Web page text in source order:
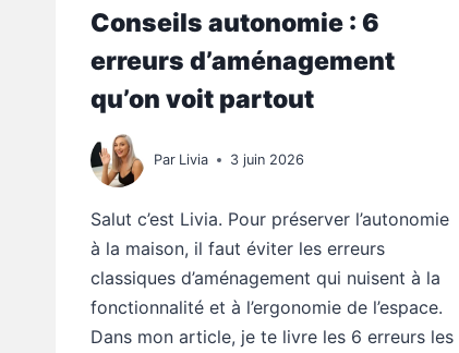
Conseils autonomie : 6
erreurs d’aménagement
qu’on voit partout
Par Livia 3 juin 2026
Salut c’est Livia. Pour préserver l’autonomie
à la maison, il faut éviter les erreurs
classiques d’aménagement qui nuisent à la
fonctionnalité et à l’ergonomie de l’espace.
Dans mon article, je te livre les 6 erreurs les